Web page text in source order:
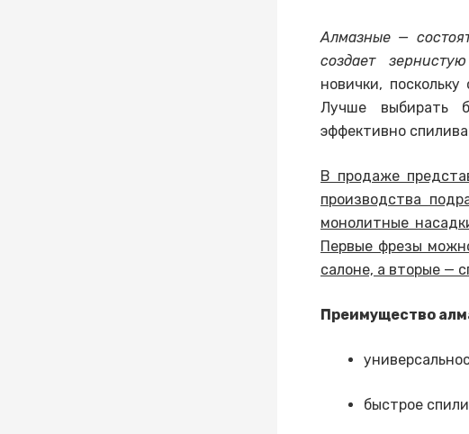
Алмазные —
создает
новички,
Лучше выбирать
эффективно
В продаже
производства
монолитные
Первые фрезы
салоне, а вторые —
Преимущество
быстрое